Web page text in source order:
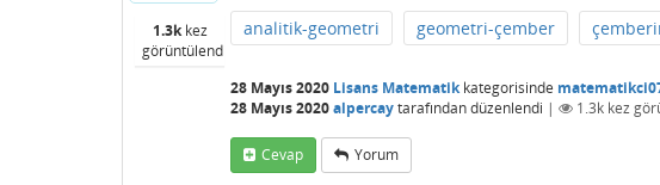
1.3kkez
görüntülendi
analitik-geometri geometri-çember
28 Mayıs 2020 Lisans Matematikkategorisinde
28 Mayıs 2020alpercaytarafındandüzenlendi | 1.3k kez
Cevap Yorum